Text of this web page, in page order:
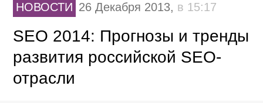
НОВОСТИ 26 Декабря 2013, в 15:17
SEO 2014: Прогнозы и тренды
развития российской SEO-
отрасли